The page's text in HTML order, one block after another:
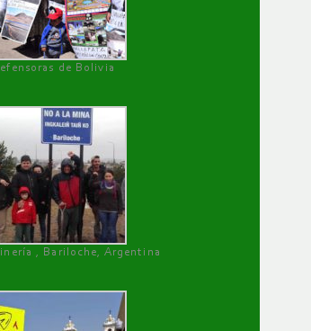
de Bolivia
, Bariloche, Argentina